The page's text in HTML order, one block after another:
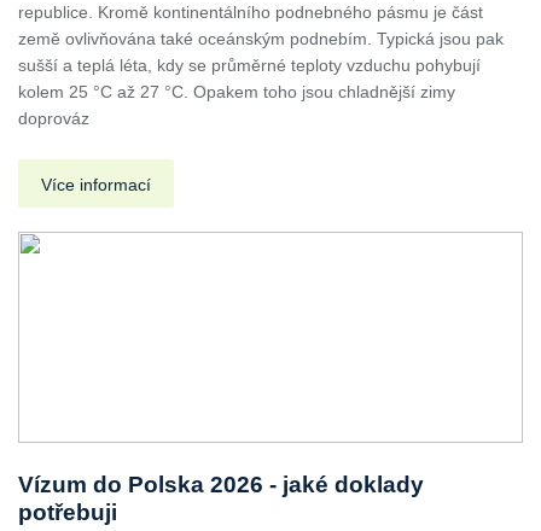
republice. Kromě kontinentálního podnebného pásmu je část
země ovlivňována také oceánským podnebím. Typická jsou pak
sušší a teplá léta, kdy se průměrné teploty vzduchu pohybují
kolem 25 °C až 27 °C. Opakem toho jsou chladnější zimy
doprováz
Více informací
Vízum do Polska 2026 - jaké doklady
potřebuji